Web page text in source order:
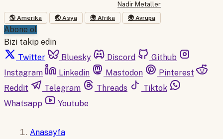
Nadir Metaller
🌎 Amerika 🌏 Asya 🌍 Afrika 🌍 Avrupa
Abone ol
Bizi takip edin
Twitter
Bluesky Discord
Github
Instagram
Linkedin Mastodon
Pinterest
Reddit
Telegram Threads
Tiktok
Whatsapp
Youtube
Anasayfa